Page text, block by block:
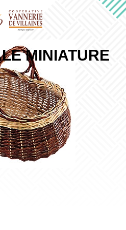
MINIATURE